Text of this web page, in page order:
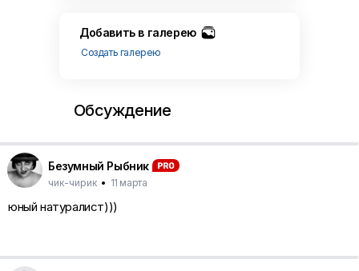
Добавить в галерею
Создать галерею
Обсуждение
Безумный Рыбник
чик-чирик • 11 марта
юный натуралист)))